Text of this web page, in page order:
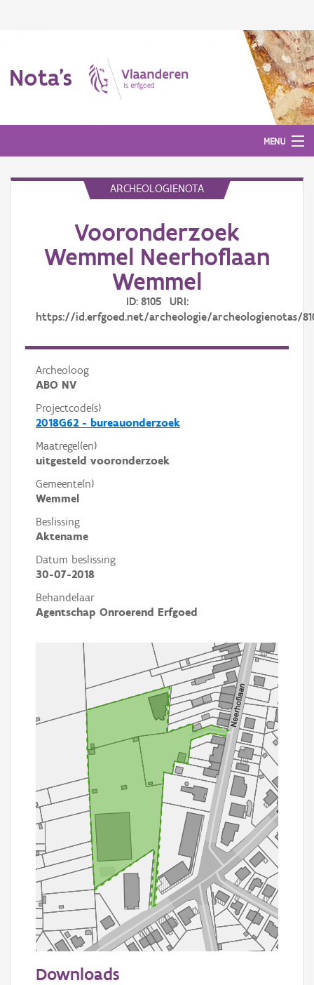
Nota's
MENU
ARCHEOLOGIENOTA
Vooronderzoek
Wemmel Neerhoflaan
Wemmel
ID: 8105 URI:
https://id.erfgoed.net/archeologie/archeologienotas/
Archeoloog
ABO NV
Projectcode(s)
2018G62 - bureauonderzoek
Maatregel(en)
uitgesteld vooronderzoek
Gemeente(n)
Wemmel
Beslissing
Aktename
Datum beslissing
30-07-2018
Behandelaar
Agentschap Onroerend Erfgoed
Informatie Vlaanderen
Downloads